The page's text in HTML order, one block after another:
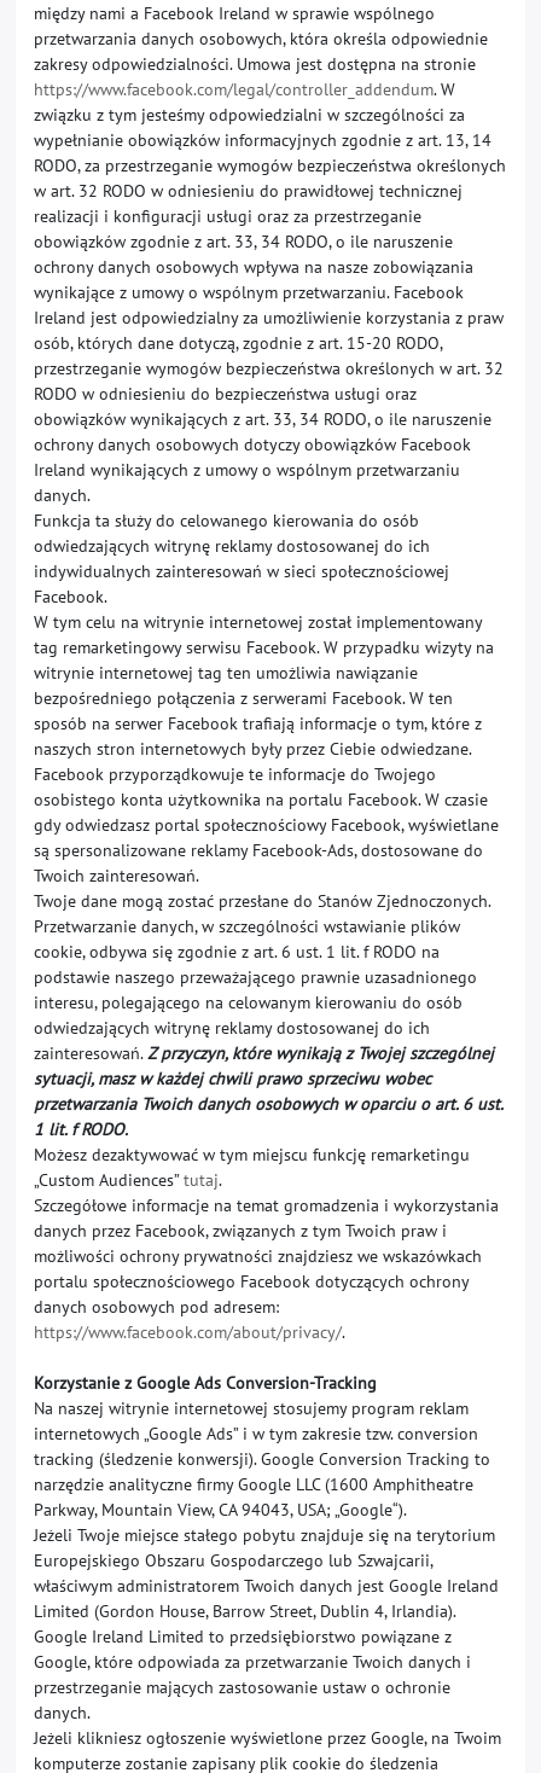
między nami a Facebook Ireland w sprawie wspólnego
przetwarzania danych osobowych, która określa odpowiednie
zakresy odpowiedzialności. Umowa jest dostępna na stronie
https://www.facebook.com/legal/controller_addendum. W
związku z tym jesteśmy odpowiedzialni w szczególności za
wypełnianie obowiązków informacyjnych zgodnie z art. 13, 14
RODO, za przestrzeganie wymogów bezpieczeństwa określonych
w art. 32 RODO w odniesieniu do prawidłowej technicznej
realizacji i konfiguracji usługi oraz za przestrzeganie
obowiązków zgodnie z art. 33, 34 RODO, o ile naruszenie
ochrony danych osobowych wpływa na nasze zobowiązania
wynikające z umowy o wspólnym przetwarzaniu. Facebook
Ireland jest odpowiedzialny za umożliwienie korzystania z praw
osób, których dane dotyczą, zgodnie z art. 15-20 RODO,
przestrzeganie wymogów bezpieczeństwa określonych w art. 32
RODO w odniesieniu do bezpieczeństwa usługi oraz
obowiązków wynikających z art. 33, 34 RODO, o ile naruszenie
ochrony danych osobowych dotyczy obowiązków Facebook
Ireland wynikających z umowy o wspólnym przetwarzaniu
danych.
Funkcja ta służy do celowanego kierowania do osób
odwiedzających witrynę reklamy dostosowanej do ich
indywidualnych zainteresowań w sieci społecznościowej
Facebook.
W tym celu na witrynie internetowej został implementowany
tag remarketingowy serwisu Facebook. W przypadku wizyty na
witrynie internetowej tag ten umożliwia nawiązanie
bezpośredniego połączenia z serwerami Facebook. W ten
sposób na serwer Facebook trafiają informacje o tym, które z
naszych stron internetowych były przez Ciebie odwiedzane.
Facebook przyporządkowuje te informacje do Twojego
osobistego konta użytkownika na portalu Facebook. W czasie
gdy odwiedzasz portal społecznościowy Facebook, wyświetlane
są spersonalizowane reklamy Facebook-Ads, dostosowane do
Twoich zainteresowań.
Twoje dane mogą zostać przesłane do Stanów Zjednoczonych.
Przetwarzanie danych, w szczególności wstawianie plików
cookie, odbywa się zgodnie z art. 6 ust. 1 lit. f RODO na
podstawie naszego przeważającego prawnie uzasadnionego
interesu, polegającego na celowanym kierowaniu do osób
odwiedzających witrynę reklamy dostosowanej do ich
zainteresowań.Z przyczyn, które wynikają z Twojej szczególnej
sytuacji, masz w każdej chwili prawo sprzeciwu wobec
przetwarzania Twoich danych osobowych w oparciu o art. 6 ust.
1 lit. f RODO.
Możesz dezaktywować w tym miejscu funkcję remarketingu
„Custom Audiences”tutaj.
Szczegółowe informacje na temat gromadzenia i wykorzystania
danych przez Facebook, związanych z tym Twoich praw i
możliwości ochrony prywatności znajdziesz we wskazówkach
portalu społecznościowego Facebook dotyczących ochrony
danych osobowych pod adresem:
https://www.facebook.com/about/privacy/.
Korzystanie z Google Ads Conversion-Tracking
Na naszej witrynie internetowej stosujemy program reklam
internetowych „Google Ads” i w tym zakresie tzw. conversion
tracking (śledzenie konwersji). Google Conversion Tracking to
narzędzie analityczne firmy Google LLC (1600 Amphitheatre
Parkway, Mountain View, CA 94043, USA; „Google“).
Jeżeli Twoje miejsce stałego pobytu znajduje się na terytorium
Europejskiego Obszaru Gospodarczego lub Szwajcarii,
właściwym administratorem Twoich danych jest Google Ireland
Limited (Gordon House, Barrow Street, Dublin 4, Irlandia).
Google Ireland Limited to przedsiębiorstwo powiązane z
Google, które odpowiada za przetwarzanie Twoich danych i
przestrzeganie mających zastosowanie ustaw o ochronie
danych.
Jeżeli klikniesz ogłoszenie wyświetlone przez Google, na Twoim
komputerze zostanie zapisany plik cookie do śledzenia